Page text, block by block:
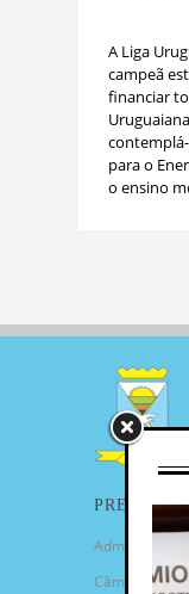
A Liga
campeã
financiar
para o
o ensino
Administração
Câmara de